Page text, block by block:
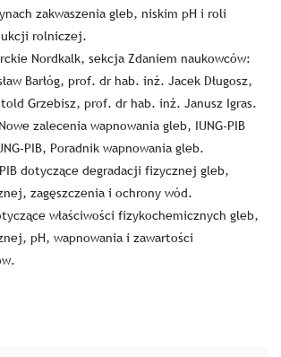
zakwaszenia gleb, niskim pH i roli
rolniczej.
Nordkalk, sekcja Zdaniem naukowców:
Barłóg, prof. dr hab. inż. Jacek Długosz,
Grzebisz, prof. dr hab. inż. Janusz Igras.
zalecenia wapnowania gleb, IUNG-PIB
PIB, Poradnik wapnowania gleb.
PIB dotyczące degradacji fizycznej gleb,
zagęszczenia i ochrony wód.
właściwości fizykochemicznych gleb,
pH, wapnowania i zawartości